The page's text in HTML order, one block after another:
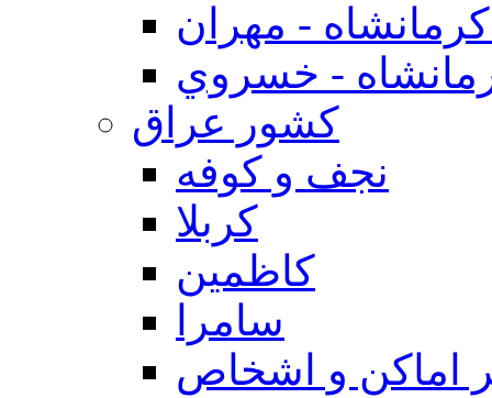
- مهران
- خسروي
كشور عراق
نجف و كوفه
كربلا
كاظمين
سامرا
اماكن و اشخاص